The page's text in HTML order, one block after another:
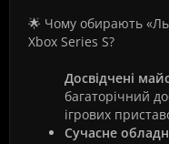
🌟 Чому обирають
Xbox Series S?
Досвідчені
багаторічний
ігрових
Сучасне